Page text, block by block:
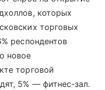
которых
торговых
респондентов
новое
торговой
5% — фитнес-зал.